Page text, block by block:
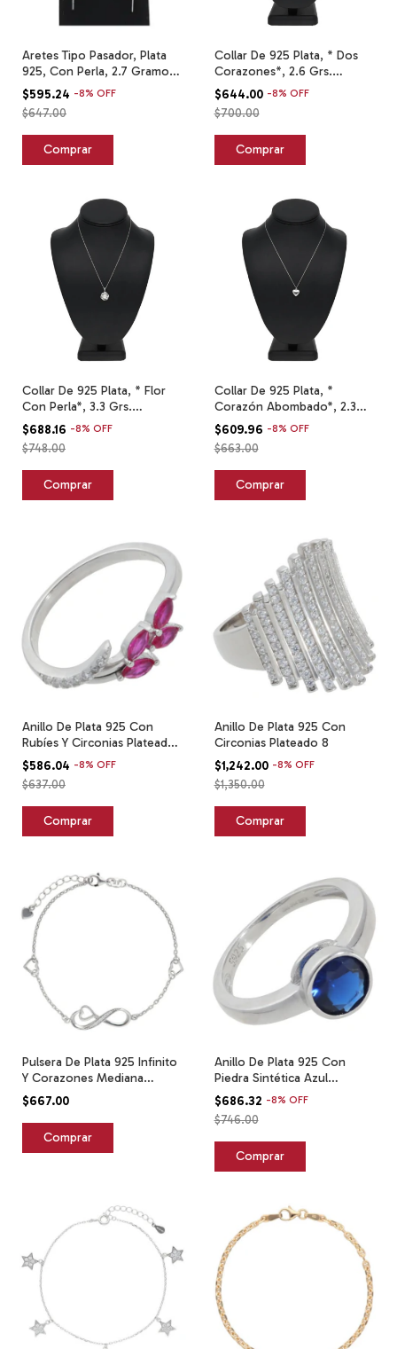
Aretes Tipo Pasador, Plata
925, Con Perla, 2.7 Gramos.
Plateado
$595.24 -8% OFF
$647.00
Collar De 925 Plata, * Dos
Corazones*, 2.6 Grs.
Plateado
$644.00 -8% OFF
$700.00
Collar De 925 Plata, * Flor
Con Perla*, 3.3 Grs.
Plateado
$688.16 -8% OFF
$748.00
Collar De 925 Plata, *
Corazón Abombado*, 2.3
Grs. Plateado
$609.96 -8% OFF
$663.00
Anillo De Plata 925 Con
Rubíes Y Circonias Plateado
6.5
$586.04 -8% OFF
$637.00
Anillo De Plata 925 Con
Circonias Plateado 8
$1,242.00 -8% OFF
$1,350.00
Pulsera De Plata 925 Infinito
Y Corazones Mediana
Plateado 6 Cm 21 Cm
$667.00
Anillo De Plata 925 Con
Piedra Sintética Azul
Plateado 9
$686.32 -8% OFF
$746.00